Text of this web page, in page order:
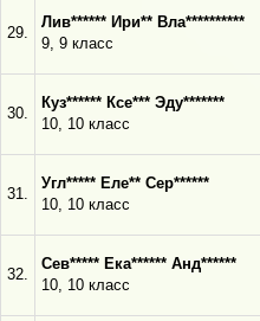
29.
Лив****** Ири** Вла**********
9, 9 класс
30.
Куз****** Ксе*** Эду*******
10, 10 класс
31.
Угл***** Еле** Сер******
10, 10 класс
32.
Сев***** Ека****** Анд******
10, 10 класс